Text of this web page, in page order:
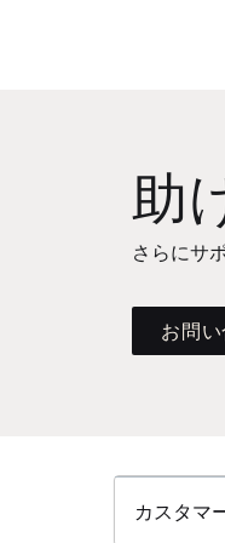
助
さらにサ
お問
カスタマ